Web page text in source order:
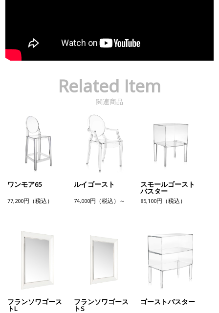
Related Item
関連商品
ワンモア65
77,200円（税込）
ルイゴースト
74,000円（税込）～
スモールゴースト
バスター
85,100円（税込）
フランソワゴース
トL
フランソワゴース
トS
ゴーストバスター